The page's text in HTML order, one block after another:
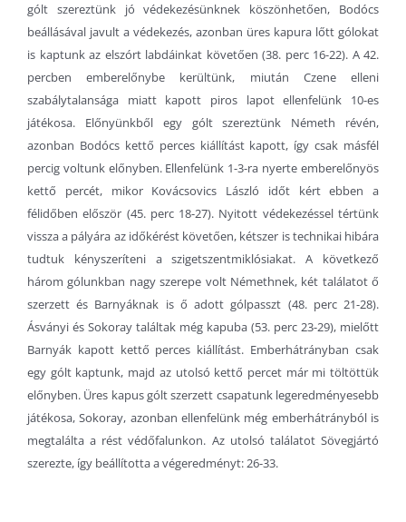
gólt szereztünk jó védekezésünknek köszönhetően, Bodócs
beállásával javult a védekezés, azonban üres kapura lőtt gólokat
is kaptunk az elszórt labdáinkat követően (38. perc 16-22). A 42.
percben emberelőnybe kerültünk, miután Czene elleni
szabálytalansága miatt kapott piros lapot ellenfelünk 10-es
játékosa. Előnyünkből egy gólt szereztünk Németh révén,
azonban Bodócs kettő perces kiállítást kapott, így csak másfél
percig voltunk előnyben. Ellenfelünk 1-3-ra nyerte emberelőnyös
kettő percét, mikor Kovácsovics László időt kért ebben a
félidőben először (45. perc 18-27). Nyitott védekezéssel tértünk
vissza a pályára az időkérést követően, kétszer is technikai hibára
tudtuk kényszeríteni a szigetszentmiklósiakat. A következő
három gólunkban nagy szerepe volt Némethnek, két találatot ő
szerzett és Barnyáknak is ő adott gólpasszt (48. perc 21-28).
Ásványi és Sokoray találtak még kapuba (53. perc 23-29), mielőtt
Barnyák kapott kettő perces kiállítást. Emberhátrányban csak
egy gólt kaptunk, majd az utolsó kettő percet már mi töltöttük
előnyben. Üres kapus gólt szerzett csapatunk legeredményesebb
játékosa, Sokoray, azonban ellenfelünk még emberhátrányból is
megtalálta a rést védőfalunkon. Az utolsó találatot Sövegjártó
szerezte, így beállította a végeredményt: 26-33.